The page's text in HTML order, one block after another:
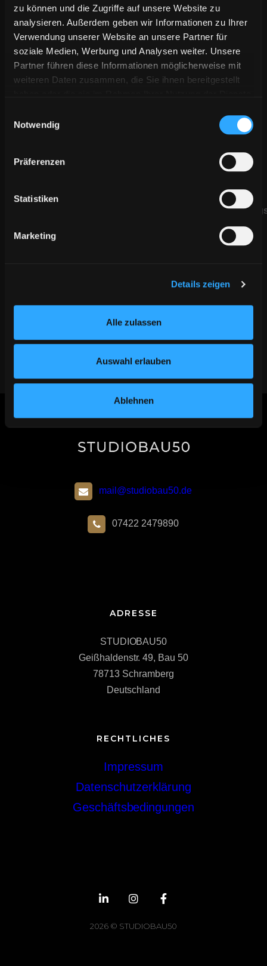
zu können und die Zugriffe auf unsere Website zu
analysieren. Außerdem geben wir Informationen zu Ihrer
Verwendung unserer Website an unsere Partner für
soziale Medien, Werbung und Analysen weiter. Unsere
Partner führen diese Informationen möglicherweise mit
weiteren Daten zusammen, die Sie ihnen bereitgestellt
Notwendig
Präferenzen
Statistiken
Marketing
Details zeigen
Alle zulassen
Auswahl erlauben
Ablehnen
Name und Sitz des
Versicherers:
Hiscox SA
Adresse Bernhard-Wicki-
Straße 3
Versicherung:
Redaktionell verantwortlich
Daniel Moosmann
Verbraucherstreitbeilegung/
verpflichtet, an
teilzunehmen.
Quelle:
mail@studiobau50.de
07422 2479890
ADRESSE
STUDIOBAU50
Geißhaldenstr. 49, Bau 50
78713 Schramberg
Deutschland
RECHTLICHES
Impressum
Datenschutzerklärung
Geschäftsbedingungen
2026 © STUDIOBAU50